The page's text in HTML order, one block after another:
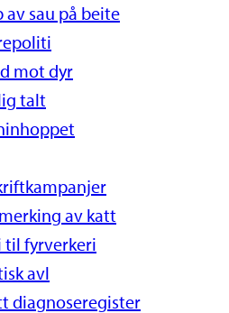
av sau på beite
mot dyr
talt
av katt
til fyrverkeri
avl
diagnoseregister